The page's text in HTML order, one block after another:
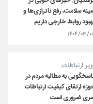
سلامت، رفع ناترازی‌ها و
روابط خارجی داریم
۰۳/۰۸
ارتباطات:
به مطالبه مردم در
ارتقای کیفیت ارتباطات
ضروری است